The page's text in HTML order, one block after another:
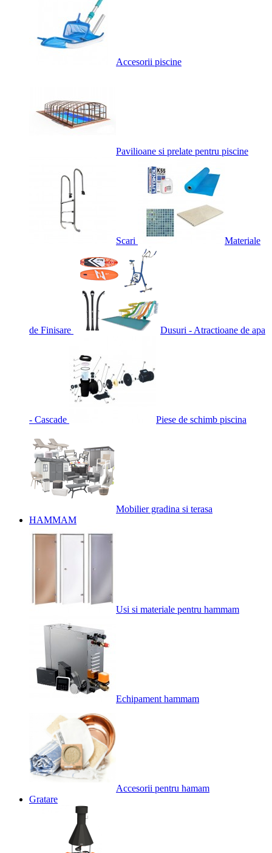
Accesorii piscine
Pavilioane si prelate pentru piscine
Scari Materiale
de Finisare Dusuri - Atractioane de apa
- Cascade Piese de schimb piscina
Mobilier gradina si terasa
HAMMAM
Usi si materiale pentru hammam
Echipament hammam
Accesorii pentru hamam
Gratare